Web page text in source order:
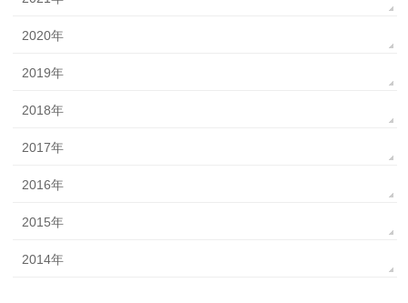
2020年
2019年
2018年
2017年
2016年
2015年
2014年